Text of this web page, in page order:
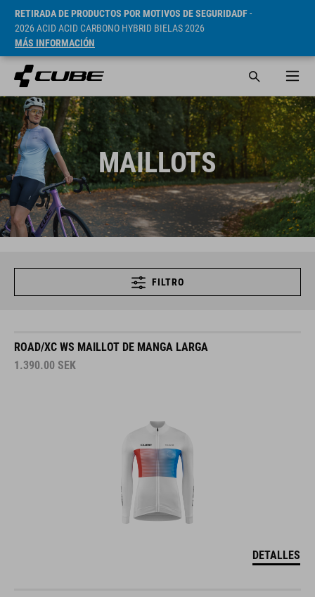
RETIRADA DE PRODUCTOS POR MOTIVOS DE SEGURIDADF-
2026 ACID ACID CARBONO HYBRID BIELAS 2026
MÁS INFORMACIÓN
MAILLOTS
FILTRO
ROAD/XC WS MAILLOT DE MANGA LARGA
1.390.00 SEK
DETALLES